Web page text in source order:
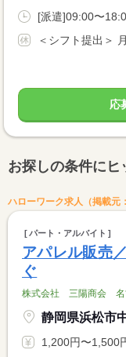
[派遣]09:00〜
応
お探しの条件に
ハローワーク求人（掲載元
パート・アルバイト
アパレル販売
ぐ
株式会社 三陽商会 名
静岡県浜松市
1,200円〜1,500円 ※フルタイム